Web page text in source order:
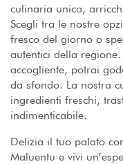
culinaria unica,
Scegli tra le nostre
fresco del giorno o
autentici della
accogliente, potrai
da sfondo. La nostra
ingredienti freschi,
indimenticabile.
Delizia il tuo palato
Maluentu e vivi